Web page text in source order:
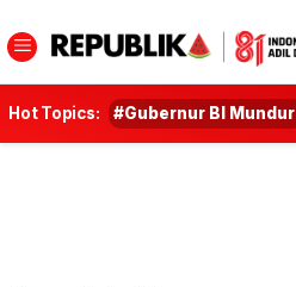
Hot Topics: #Gubernur BI Mundur